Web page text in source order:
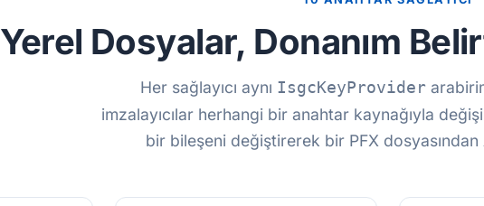
Yerel Dosyalar, Donanım
Her sağlayıcı aynı IsgcKeyProvider
imzalayıcılar herhangi bir anahtar kaynağıyla
bir bileşeni değiştirerek bir PFX